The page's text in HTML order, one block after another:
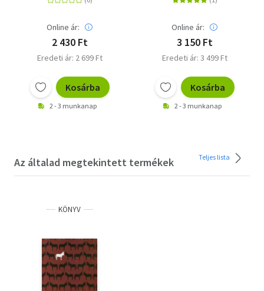
Online ár:
2 430 Ft
Eredeti ár: 2 699 Ft
Kosárba
2 - 3 munkanap
Online ár:
3 150 Ft
Eredeti ár: 3 499 Ft
Kosárba
2 - 3 munkanap
Az általad megtekintett termékek Teljes lista
KÖNYV